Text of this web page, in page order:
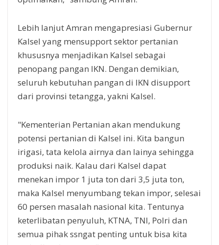
Lebih lanjut Amran mengapresiasi Gubernur
Kalsel yang mensupport sektor pertanian
khususnya menjadikan Kalsel sebagai
penopang pangan IKN. Dengan demikian,
seluruh kebutuhan pangan di IKN disupport
dari provinsi tetangga, yakni Kalsel.
"Kementerian Pertanian akan mendukung
potensi pertanian di Kalsel ini. Kita bangun
irigasi, tata kelola airnya dan lainya sehingga
produksi naik. Kalau dari Kalsel dapat
menekan impor 1 juta ton dari 3,5 juta ton,
maka Kalsel menyumbang tekan impor, selesai
60 persen masalah nasional kita. Tentunya
keterlibatan penyuluh, KTNA, TNI, Polri dan
semua pihak ssngat penting untuk bisa kita